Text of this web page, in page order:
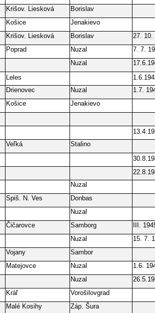
Krišov. Liesková
Borislav
Košice
Jenakievo
Krišov. Liesková Borislav
27. 10.
Poprad Nuzal
7. 7.
Nuzal
Leles
Drienovec Nuzal
1.7.
Košice
Jenakievo
Veľká
Stalino
Nuzal
Spiš. N. Ves
Donbas
Nuzal
Čičarovce Samborg
III.
Nuzal
15. 7.
Vojany
Sambor
Matejovce Nuzal
1.6.
Nuzal
Kráľ
Vorošilovgrad
Malé Kosihy
Záp. Šura